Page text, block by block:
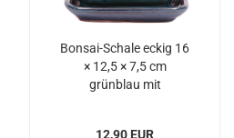
Bonsai-Schale eckig 16
× 12,5 × 7,5 cm
grünblau mit
12,90 EUR